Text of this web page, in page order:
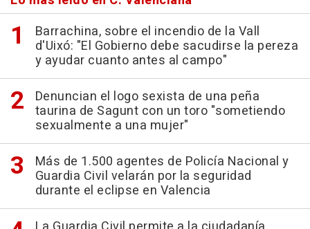
Barrachina, sobre el incendio de la Vall
d'Uixó: "El Gobierno debe sacudirse la pereza
y ayudar cuanto antes al campo"
Denuncian el logo sexista de una peña
taurina de Sagunt con un toro "sometiendo
sexualmente a una mujer"
Más de 1.500 agentes de Policía Nacional y
Guardia Civil velarán por la seguridad
durante el eclipse en Valencia